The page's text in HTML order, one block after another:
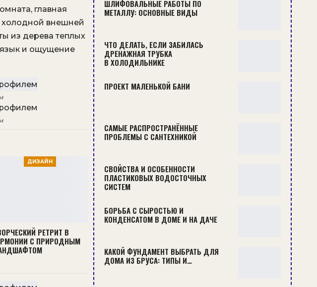
главная
холодной внешней
из дерева теплых
язык и ощущение
ДИЗАЙН
РЕТРИТ В
С ПРИРОДНЫМ
ШЛИФОВАЛЬНЫЕ РАБОТЫ ПО
МЕТАЛЛУ: ОСНОВНЫЕ ВИДЫ
ЧТО ДЕЛАТЬ, ЕСЛИ ЗАБИЛАСЬ
ДРЕНАЖНАЯ ТРУБКА
В ХОЛОДИЛЬНИКЕ
ПРОЕКТ МАЛЕНЬКОЙ БАНИ
САМЫЕ РАСПРОСТРАНЁННЫЕ
ПРОБЛЕМЫ С САНТЕХНИКОЙ
СВОЙСТВА И ОСОБЕННОСТИ
ПЛАСТИКОВЫХ ВОДОСТОЧНЫХ
СИСТЕМ
БОРЬБА С СЫРОСТЬЮ И
КОНДЕНСАТОМ В ДОМЕ И НА ДАЧЕ
КАКОЙ ФУНДАМЕНТ ВЫБРАТЬ ДЛЯ
ДОМА ИЗ БРУСА: ТИПЫ И…